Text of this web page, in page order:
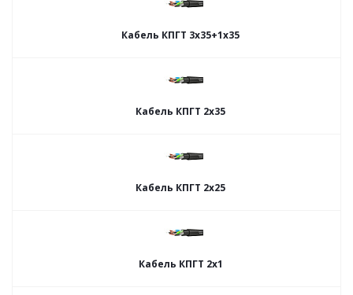
Кабель КПГТ 3х35+1х35
Кабель КПГТ 2х35
Кабель КПГТ 2х25
Кабель КПГТ 2х1